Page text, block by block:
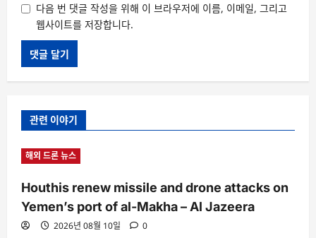
다음 번 댓글 작성을 위해 이 브라우저에 이름, 이메일, 그리고
웹사이트를 저장합니다.
관련 이야기
해외 드론 뉴스
Houthis renew missile and drone attacks on
Yemen’s port of al-Makha – Al Jazeera
2026년 08월 10일 0